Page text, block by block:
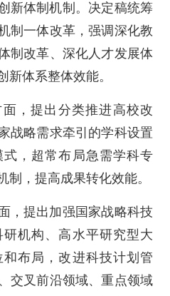
新体制机制。决定稿统筹
制一体改革，强调深化教
制改革、深化人才发展体
新体系整体效能。
，提出分类推进高校改
战略需求牵引的学科设置
，超常布局急需学科专
制，提高成果转化效能。
，提出加强国家战略科技
机构、高水平研究型大
布局，改进科技计划管
交叉前沿领域、重点领域